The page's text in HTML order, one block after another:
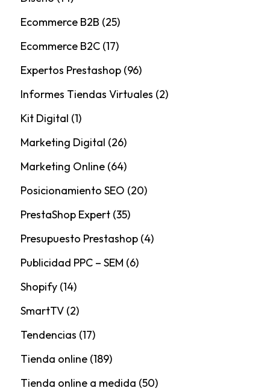
Ecommerce B2B (25)
Ecommerce B2C(17)
Expertos Prestashop(96)
Informes Tiendas Virtuales (2)
Kit Digital (1)
Marketing Digital (26)
Marketing Online(64)
Posicionamiento SEO (20)
PrestaShop Expert(35)
Presupuesto Prestashop(4)
Publicidad PPC – SEM (6)
Shopify(14)
SmartTV(2)
Tendencias (17)
Tienda online(189)
Tienda online a medida (50)